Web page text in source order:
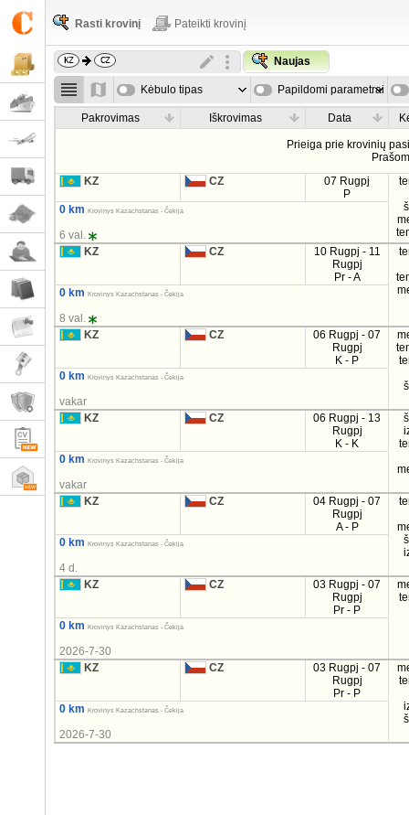
Rasti krovinį Pateikti krovinį
Naujas
Kėbulo tipas Papildomi parametrai
Pakrovimas Iškrovimas Data
Prieiga prie krovinių
KZ
CZ
07 Rugpj
P
0 km Krovinys Kazachstanas - Čekija
6 val.
KZ
CZ
10 Rugpj - 11
Rugpj
Pr - A
0 km Krovinys Kazachstanas - Čekija
8 val.
KZ
CZ
06 Rugpj - 07
Rugpj
K - P
0 km Krovinys Kazachstanas - Čekija
vakar
KZ
CZ
06 Rugpj - 13
Rugpj
K - K
0 km Krovinys Kazachstanas - Čekija
vakar
KZ
CZ
04 Rugpj - 07
Rugpj
A - P
0 km Krovinys Kazachstanas - Čekija
4 d.
KZ
CZ
03 Rugpj - 07
Rugpj
Pr - P
0 km Krovinys Kazachstanas - Čekija
2026-7-30
KZ
CZ
03 Rugpj - 07
Rugpj
Pr - P
0 km Krovinys Kazachstanas - Čekija
2026-7-30